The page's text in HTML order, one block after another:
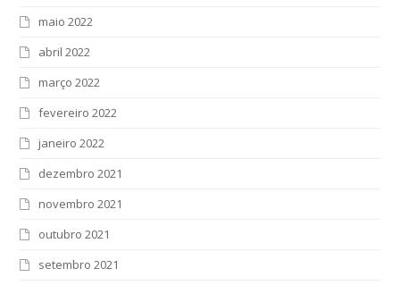
maio 2022
abril 2022
março 2022
fevereiro 2022
janeiro 2022
dezembro 2021
novembro 2021
outubro 2021
setembro 2021